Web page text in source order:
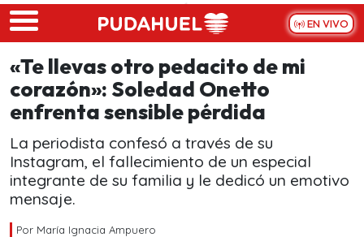
Skip to main content
EN VIVO
«Te llevas otro pedacito de mi
corazón»: Soledad Onetto
enfrenta sensible pérdida
La periodista confesó a través de su
Instagram, el fallecimiento de un especial
integrante de su familia y le dedicó un emotivo
mensaje.
Por María Ignacia Ampuero